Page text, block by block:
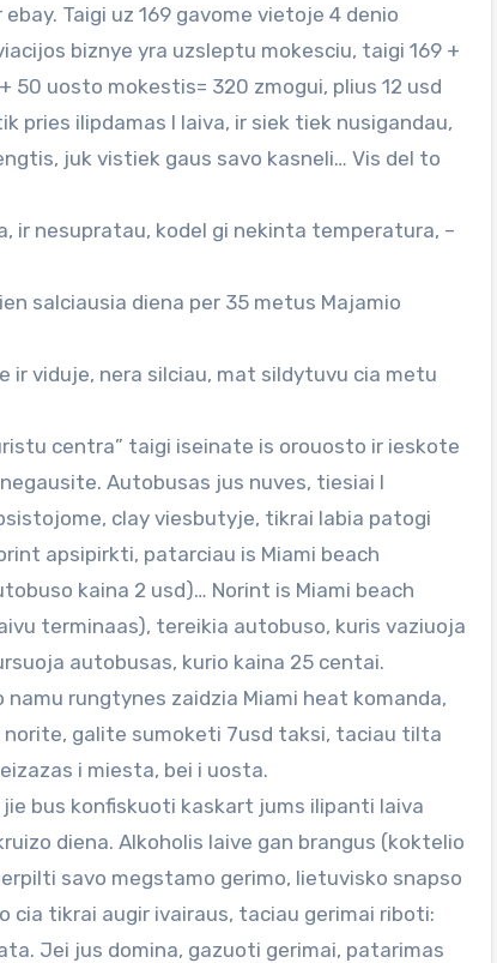
Taigi uz 169 gavome vietoje 4 denio
biznye yra uzsleptu mokesciu, taigi 169 +
50 uosto mokestis= 320 zmogui, plius 12 usd
pries ilipdamas I laiva, ir siek tiek nusigandau,
juk vistiek gaus savo kasneli… Vis del to
ir nesupratau, kodel gi nekinta temperatura, –
salciausia diena per 35 metus Majamio
ir viduje, nera silciau, mat sildytuvu cia metu
centra” taigi iseinate is orouosto ir ieskote
Autobusas jus nuves, tiesiai I
clay viesbutyje, tikrai labia patogi
apsipirkti, patarciau is Miami beach
kaina 2 usd)… Norint is Miami beach
terminaas), tereikia autobuso, kuris vaziuoja
autobusas, kurio kaina 25 centai.
rungtynes zaidzia Miami heat komanda,
galite sumoketi 7usd taksi, taciau tilta
i miesta, bei i uosta.
bus konfiskuoti kaskart jums ilipanti laiva
diena. Alkoholis laive gan brangus (koktelio
savo megstamo gerimo, lietuvisko snapso
cia tikrai augir ivairaus, taciau gerimai riboti:
Jei jus domina, gazuoti gerimai, patarimas